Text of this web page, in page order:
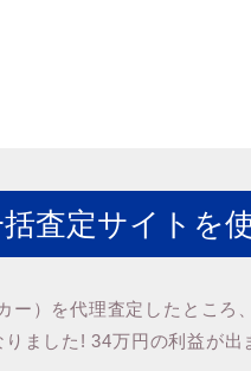
査定サイトを
ー）を代理査定したところ
ました! 34万円の利益が出